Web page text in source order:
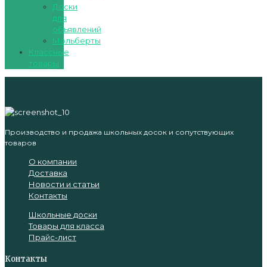
Доски
для
объявлений
Мольберты
Классные
товары
Производство и продажа школьных досок и сопутствующих
товаров
О компании
Доставка
Новости и статьи
Контакты
Школьные доски
Товары для класса
Прайс-лист
Контакты